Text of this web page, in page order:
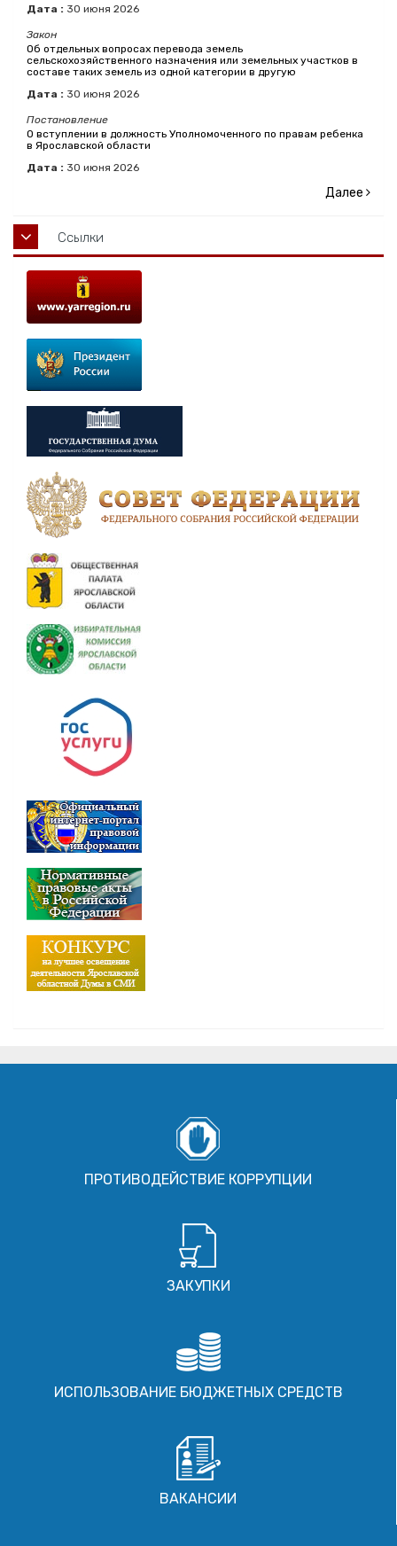
Дата : 30 июня 2026
Закон
Об отдельных вопросах перевода земель
сельскохозяйственного назначения или земельных участков в
составе таких земель из одной категории в другую
Дата : 30 июня 2026
Постановление
О вступлении в должность Уполномоченного по правам ребенка
в Ярославской области
Дата : 30 июня 2026
Далее
Ссылки
ПРОТИВОДЕЙСТВИЕ КОРРУПЦИИ
ЗАКУПКИ
ИСПОЛЬЗОВАНИЕ БЮДЖЕТНЫХ СРЕДСТВ
ВАКАНСИИ